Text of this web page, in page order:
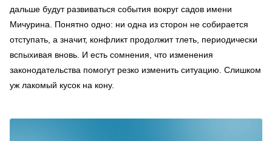
дальше будут развиваться события вокруг садов имени
Мичурина. Понятно одно: ни одна из сторон не собирается
отступать, а значит, конфликт продолжит тлеть, периодически
вспыхивая вновь. И есть сомнения, что изменения
законодательства помогут резко изменить ситуацию. Слишком
уж лакомый кусок на кону.